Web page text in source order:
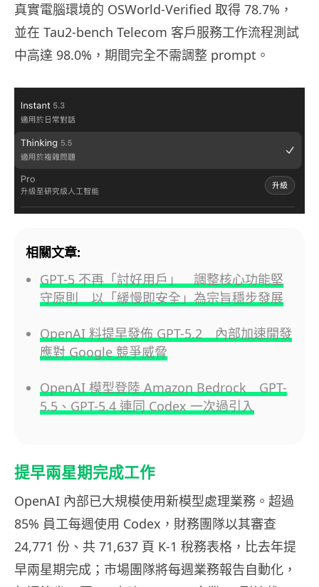
真實電腦環境的 OSWorld-Verified 取得 78.7%，
並在 Tau2-bench Telecom 客戶服務工作流程測試
中高達 98.0%，期間完全不需調整 prompt。
相關文章:
GPT-5 不再「討好用戶」 調整核心功能堅
守原則 以「緩慢即安全」為宗旨穩步發展
OpenAI 料提早發佈 GPT-5.2 內部加速開發
應對 Google 競爭威脅
OpenAI 模型登陸 Amazon Bedrock GPT-
5.5、GPT-5.4 連同 Codex 一次過引入
提早兩星期完成工作
OpenAI 內部已大規模使用新模型處理業務。超過
85% 員工每週使用 Codex，財務團隊以其審查
24,771 份、共 71,637 頁 K-1 稅務表格，比去年提
早兩星期完成；市場團隊將每週業務報告自動化，